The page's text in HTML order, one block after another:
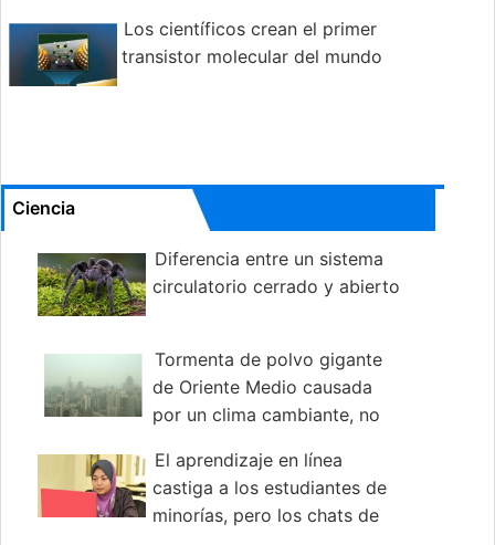
Los científicos crean el primer
transistor molecular del mundo
Ciencia
Diferencia entre un sistema
circulatorio cerrado y abierto
Tormenta de polvo gigante
de Oriente Medio causada
por un clima cambiante, no
El aprendizaje en línea
castiga a los estudiantes de
minorías, pero los chats de